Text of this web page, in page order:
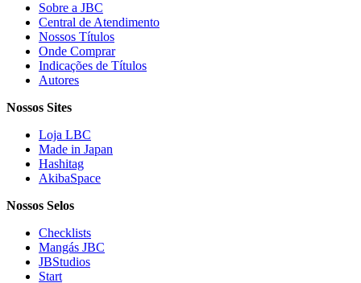
Sobre a JBC
Central de Atendimento
Nossos Títulos
Onde Comprar
Indicações de Títulos
Autores
Nossos Sites
Loja LBC
Made in Japan
Hashitag
AkibaSpace
Nossos Selos
Checklists
Mangás JBC
JBStudios
Start